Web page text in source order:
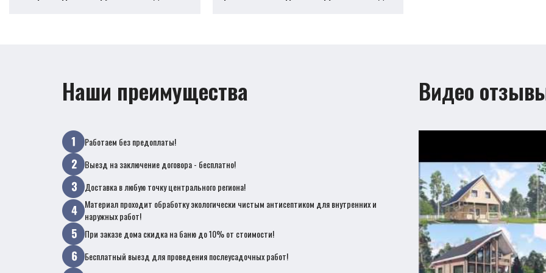
Наши преимущества
Работаем без предоплаты!
Выезд на заключение договора - бесплатно!
Доставка в любую точку центрального региона!
Материал проходит обработку экологически чистым антисептиком для внутренних и
наружных работ!
При заказе дома скидка на баню до 10% от стоимости!
Бесплатный выезд для проведения послеусадочных работ!
Видео